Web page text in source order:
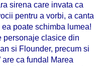
sirena care invata ca
pentru a vorbi, a canta
poate schimba lumea!
personaje clasice din
si Flounder, precum si
are ca fundal Marea